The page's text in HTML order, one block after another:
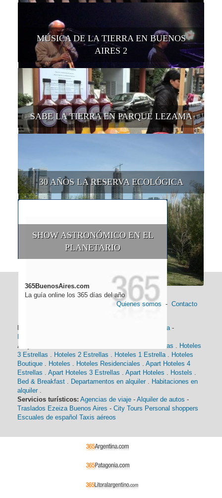
MÚSICA DE LA TIERRA EN BUENOS
AIRES 2
SABE LA TIERRA EN PARQUE LEZAMA
30 AÑOS LA RESERVA ECOLÓGICA
SHOW ASTRONÓMICO EN EL
PLANETARIO
365BuenosAires.com
La guía online los 365 días del año
Quienes somos - Contacto
Historia -
Alojamiento:
Hoteles 4 Estrellas
Hoteles
3 Estrellas
Hoteles 2 Estrellas Hoteles 1 Estrella
Hoteles
Boutique
Hoteles Hoteles Residenciales
Apart Hoteles 4
Estrellas
Apart Hoteles 3 Estrellas Apart Hoteles Hostels
Bed & Breakfast
Departamentos en alquiler
Habitaciones en
alquiler
Servicios turísticos: Agencias de viaje - Alquiler de autos -
Traslados Ezeiza Buenos Aires - City Tours Personal shoppers
Escuales de español Taxis aéreos